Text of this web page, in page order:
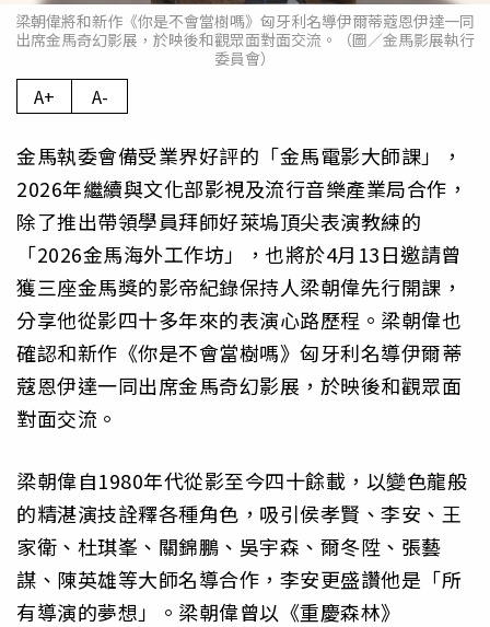
梁朝偉將和新作《你是不會當樹嗎》匈牙利名導伊爾蒂蔻恩伊達一同
出席金馬奇幻影展，於映後和觀眾面對面交流。（圖／金馬影展執行
委員會）
A+ A-
金馬執委會備受業界好評的「金馬電影大師課」，
2026年繼續與文化部影視及流行音樂產業局合作，
除了推出帶領學員拜師好萊塢頂尖表演教練的
「2026金馬海外工作坊」，也將於4月13日邀請曾
獲三座金馬獎的影帝紀錄保持人梁朝偉先行開課，
分享他從影四十多年來的表演心路歷程。梁朝偉也
確認和新作《你是不會當樹嗎》匈牙利名導伊爾蒂
蔻恩伊達一同出席金馬奇幻影展，於映後和觀眾面
對面交流。
梁朝偉自1980年代從影至今四十餘載，以變色龍般
的精湛演技詮釋各種角色，吸引侯孝賢、李安、王
家衛、杜琪峯、關錦鵬、吳宇森、爾冬陞、張藝
謀、陳英雄等大師名導合作，李安更盛讚他是「所
有導演的夢想」。梁朝偉曾以《重慶森林》